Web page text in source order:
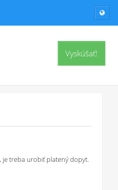
Vyskúšať!
je treba urobiť platený dopyt.